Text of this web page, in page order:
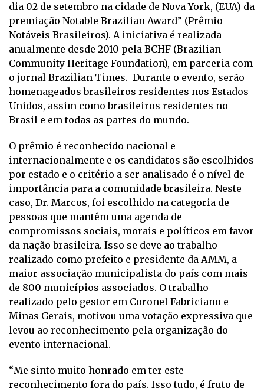
dia 02 de setembro na cidade de Nova York, (EUA) da
premiação Notable Brazilian Award” (Prêmio
Notáveis Brasileiros). A iniciativa é realizada
anualmente desde 2010 pela BCHF (Brazilian
Community Heritage Foundation), em parceria com
o jornal Brazilian Times. Durante o evento, serão
homenageados brasileiros residentes nos Estados
Unidos, assim como brasileiros residentes no
Brasil e em todas as partes do mundo.
O prêmio é reconhecido nacional e
internacionalmente e os candidatos são escolhidos
por estado e o critério a ser analisado é o nível de
importância para a comunidade brasileira. Neste
caso, Dr. Marcos, foi escolhido na categoria de
pessoas que mantêm uma agenda de
compromissos sociais, morais e políticos em favor
da nação brasileira. Isso se deve ao trabalho
realizado como prefeito e presidente da AMM, a
maior associação municipalista do país com mais
de 800 municípios associados. O trabalho
realizado pelo gestor em Coronel Fabriciano e
Minas Gerais, motivou uma votação expressiva que
levou ao reconhecimento pela organização do
evento internacional.
“Me sinto muito honrado em ter este
reconhecimento fora do país. Isso tudo, é fruto de